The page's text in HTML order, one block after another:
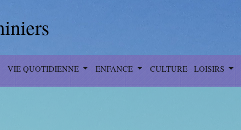
VIE QUOTIDIENNE ENFANCE CULTURE - LOISIRS